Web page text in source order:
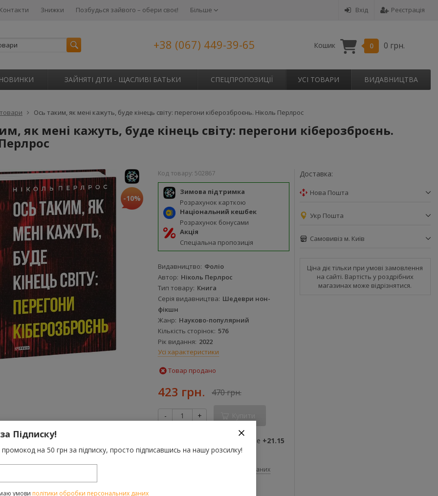
Вхід Реєстрація
Контакти Знижки Позбудься зайвого – обери своє! Більше
+38 (067) 449-39-65 Кошик 0 0 грн.
НОВИНКИ ЗАЙНЯТІ ДІТИ - ЩАСЛИВІ БАТЬКИ СПЕЦПРОПОЗИЦІЇ УСІ ТОВАРИ ВИДАВНИЦТВА
товари Ось таким, як мені кажуть, буде кінець світу: перегони кіберозброєнь. Ніколь Перлрос
як мені кажуть, буде кінець світу: перегони кіберозброєнь.
-10%
Код товару: 502867
Зимова підтримка
Розрахунок карткою
Національний кешбек
Розрахунок бонусами
Акція
Спеціальна пропозиція
Видавництво Фоліо
Автор Ніколь Перлрос
Тип товару Книга
Серія видавництва Шедеври нон-
фікшн
Жанр Науково-популярний
Кількість сторінок 576
Рік видання 2022
Усі характеристики
Товар продано
423 грн. 470 грн.
- +
За цю покупку ви отримаєте +21.15
грн
До обраних
Доставка:
Нова Пошта
Укр Пошта
Самовивіз м. Київ
Ціна діє тільки при умові замовлення
на сайті. Вартість у роздрібних
магазинах може відрізнятися.
Підписку!
на 50 грн за підписку, просто підписавшись на нашу розсилку!
умови політики обробки персональних даних